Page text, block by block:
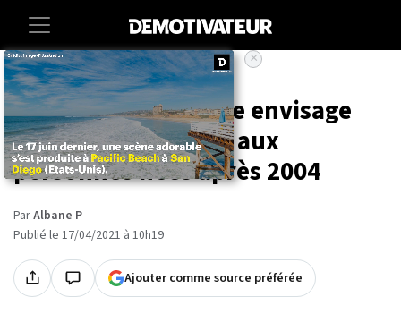
Accueil Societe Sante
La Nouvelle-Zélande envisage
d'interdire le tabac aux
personnes nées après 2004
ParAlbane P
Publié le 17/04/2021 à 10h19
Ajouter comme source préférée
×